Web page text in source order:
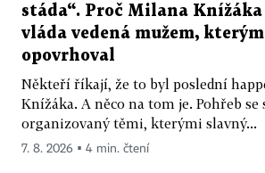
stáda“. Proč Milana
vláda vedená mužem,
opovrhoval
Někteří říkají, že to byl poslední
Knížáka. A něco na tom je. Pohřeb
organizovaný těmi, kterými slavný...
7. 8. 2026 ▪ 4 min. čtení